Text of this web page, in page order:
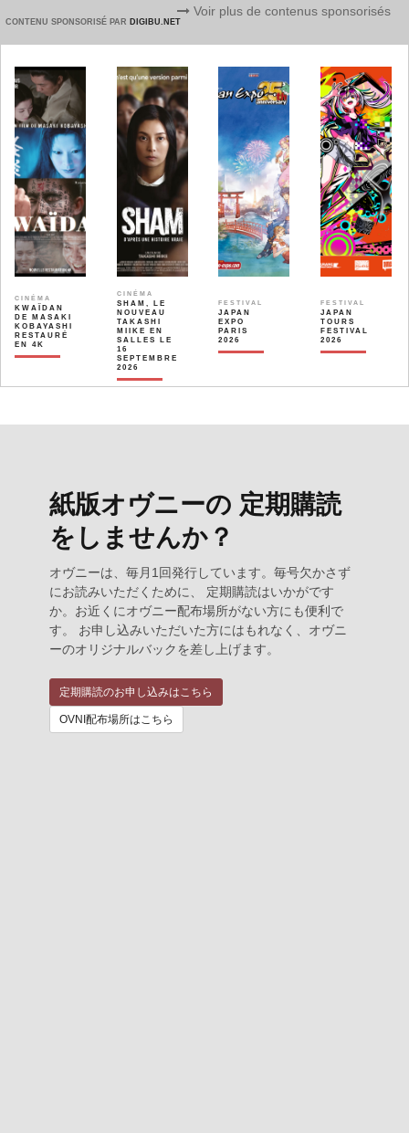
CONTENU SPONSORISÉ PAR DIGIBU.NET
Voir plus de contenus sponsorisés
CINÉMA
KWAÏDAN
DE MASAKI
KOBAYASHI
RESTAURÉ
EN 4K
CINÉMA
SHAM, LE
NOUVEAU
TAKASHI
MIIKE EN
SALLES LE
16
SEPTEMBRE
2026
FESTIVAL
JAPAN
EXPO
PARIS
2026
FESTIVAL
JAPAN
TOURS
FESTIVAL
2026
紙版オヴニーの 定期購読
をしませんか？
オヴニーは、毎月1回発行しています。毎号欠かさず
にお読みいただくために、 定期購読はいかがです
か。お近くにオヴニー配布場所がない方にも便利で
す。 お申し込みいただいた方にはもれなく、オヴニ
ーのオリジナルバックを差し上げます。
定期購読のお申し込みはこちら
OVNI配布場所はこちら